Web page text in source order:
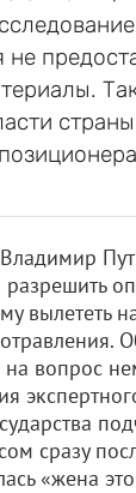
не
вылететь
на вопрос
сразу
«жена